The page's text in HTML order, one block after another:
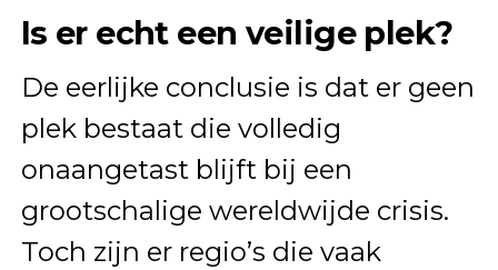
Is er echt een veilige plek?
De eerlijke conclusie is dat er geen
plek bestaat die volledig
onaangetast blijft bij een
grootschalige wereldwijde crisis.
Toch zijn er regio’s die vaak